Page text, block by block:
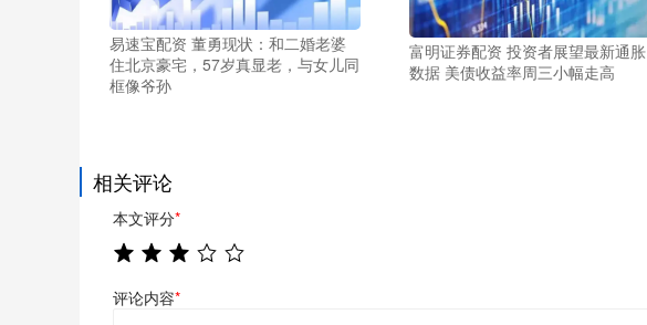
易速宝配资 董勇现状：和二婚老婆
住北京豪宅，57岁真显老，与女儿同
框像爷孙
富明证券配资 投资者展望最新通胀
数据 美债收益率周三小幅走高
相关评论
本文评分*
评论内容*